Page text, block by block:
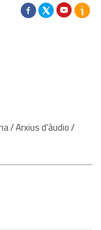
/Arxius d'àudio/